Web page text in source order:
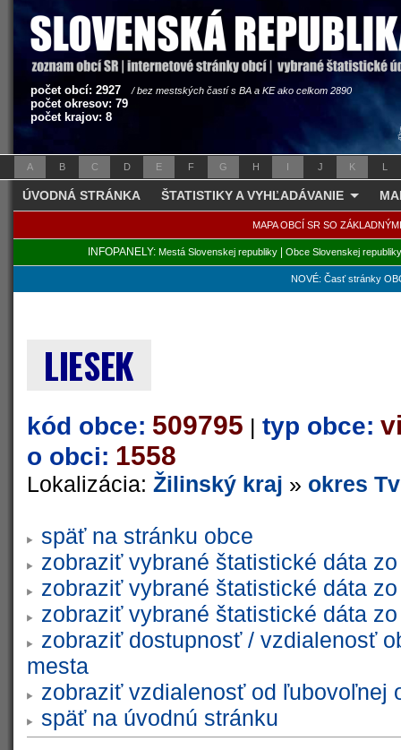
počet obcí: 2927 / bez mestských častí s BA a KE ako celkom 2890
počet okresov: 79
počet krajov: 8
A B C D E F G H I J K L
ÚVODNÁ STRÁNKA ŠTATISTIKY A VYHĽADÁVANIE
MAPA OBCÍ SR SO
INFOPANELY: Mestá Slovenskej republiky| Obce Slovenskej republiky
NOVÉ: Časť stránky
LIESEK
kód obce: 509795 | typ obce:
o obci: 1558
Lokalizácia: Žilinský kraj » okres
späť na stránku obce
zobraziť vybrané štatistické dáta
zobraziť vybrané štatistické dáta
zobraziť vybrané štatistické dáta
zobraziť dostupnosť / vzdialenosť
mesta
zobraziť vzdialenosť od ľubovoľnej
späť na úvodnú stránku